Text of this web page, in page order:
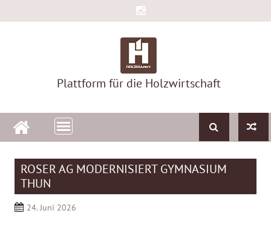
to
Plattform für die Holzwirtschaft
ROSER AG MODERNISIERT GYMNASIUM
THUN
24. Juni 2026